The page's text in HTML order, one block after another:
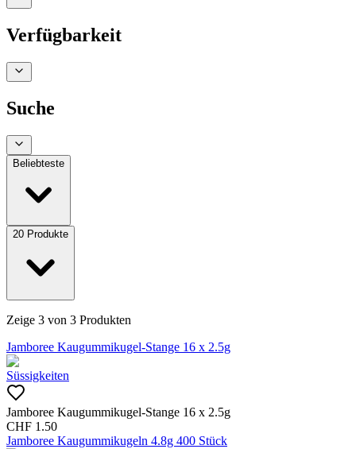
Verfügbarkeit
Suche
Beliebteste
20 Produkte
Zeige 3 von 3 Produkten
Jamboree Kaugummikugel-Stange 16 x 2.5g
Süssigkeiten
Jamboree Kaugummikugel-Stange 16 x 2.5g
CHF 1.50
Jamboree Kaugummikugeln 4.8g 400 Stück